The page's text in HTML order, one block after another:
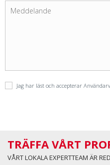
Jag har läst och accepterar
TRÄFFA VÅRT
VÅRT LOKALA EXPERTTEAM ÄR